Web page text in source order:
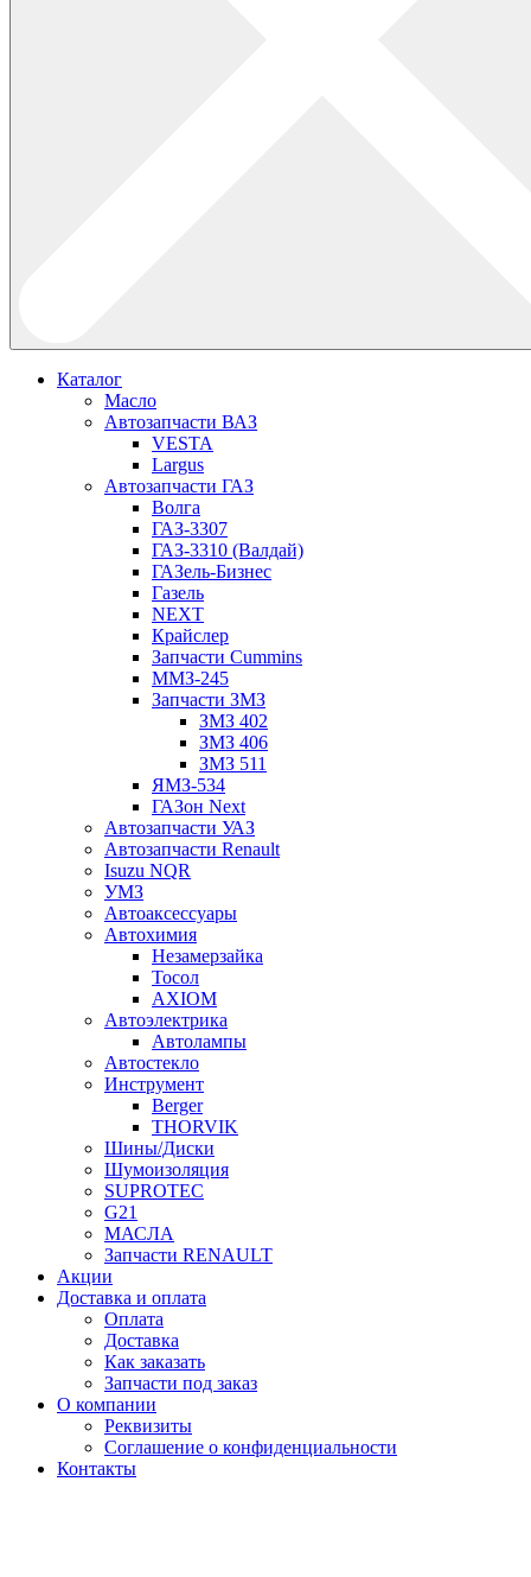
Каталог
Масло
Автозапчасти ВАЗ
VESTA
Largus
Автозапчасти ГАЗ
Волга
ГАЗ-3307
ГАЗ-3310 (Валдай)
ГАЗель-Бизнес
Газель
NEXT
Крайслер
Запчасти Cummins
ММЗ-245
Запчасти ЗМЗ
ЗМЗ 402
ЗМЗ 406
ЗМЗ 511
ЯМЗ-534
ГАЗон Next
Автозапчасти УАЗ
Автозапчасти Renault
Isuzu NQR
УМЗ
Автоаксессуары
Автохимия
Незамерзайка
Тосол
AXIOM
Автоэлектрика
Автолампы
Автостекло
Инструмент
Berger
THORVIK
Шины/Диски
Шумоизоляция
SUPROTEC
G21
МАСЛА
Запчасти RENAULT
Акции
Доставка и оплата
Оплата
Доставка
Как заказать
Запчасти под заказ
О компании
Реквизиты
Соглашение о конфиденциальности
Контакты